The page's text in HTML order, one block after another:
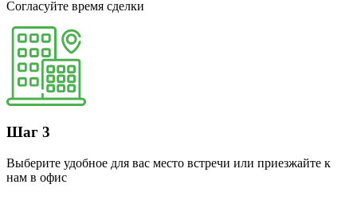
Согласуйте время сделки
Шаг 3
Выберите удобное для вас место встречи или приезжайте к
нам в офис